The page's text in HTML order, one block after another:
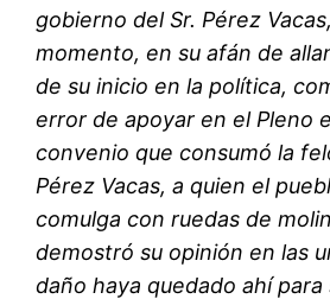
gobierno del Sr. Pérez
momento, en su afán de
de su inicio en la política,
error de apoyar en el Pleno
convenio que consumó la
Pérez Vacas, a quien el
comulga con ruedas de
demostró su opinión en las
daño haya quedado ahí